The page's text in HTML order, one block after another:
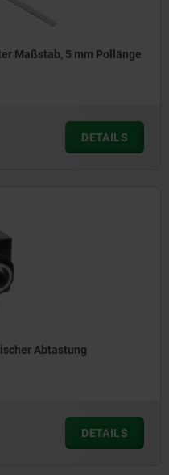
Maßstab, 5 mm Pollänge
DETAILS
Abtastung
DETAILS